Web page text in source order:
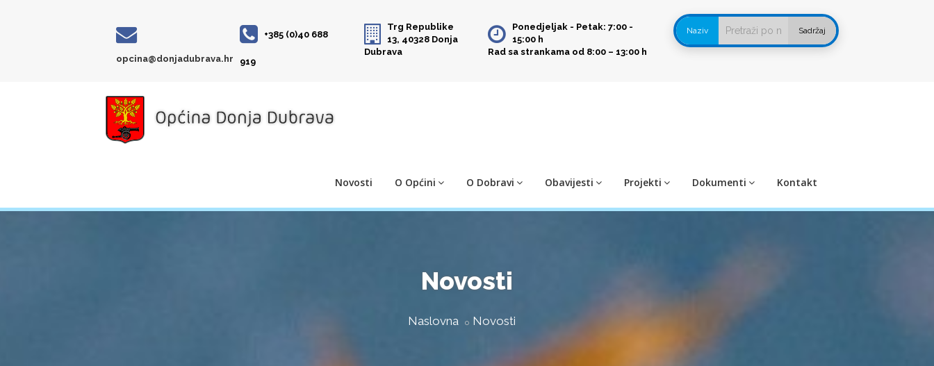
opcina@donjadubrava.hr
+385 (0)40 688
919
Trg Republike
13, 40328 Donja
Dubrava
Ponedjeljak - Petak: 7:00 -
15:00 h
Rad sa strankama od 8:00 – 13:00 h
Naziv Sadržaj
Novosti O Općini O Dobravi Obavijesti Projekti Dokumenti Kontakt
Novosti
Naslovna Novosti